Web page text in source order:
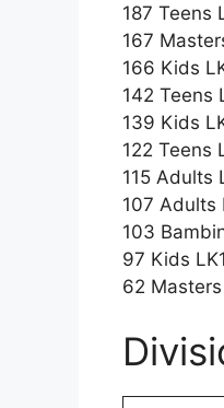
187 Teens
167
166 Kids
142 Teens
139 Kids
122 Teens
115 Adults
107 Adults
103
97 Kids
62